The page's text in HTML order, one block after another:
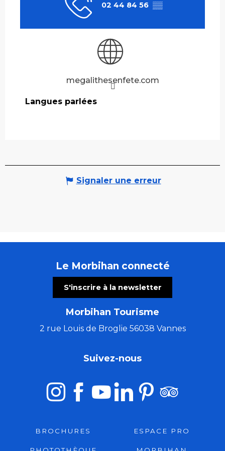
02 44 84 56 ▒▒
megalithesenfete.com
Langues parlées
Langues parlées
Signaler une erreur
Le Morbihan connecté
S'inscrire à la newsletter
Morbihan Tourisme
2 rue Louis de Broglie 56038 Vannes
Suivez-nous
BROCHURES ESPACE PRO